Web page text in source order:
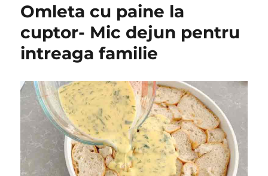
Omleta cu paine la
cuptor- Mic dejun pentru
intreaga familie